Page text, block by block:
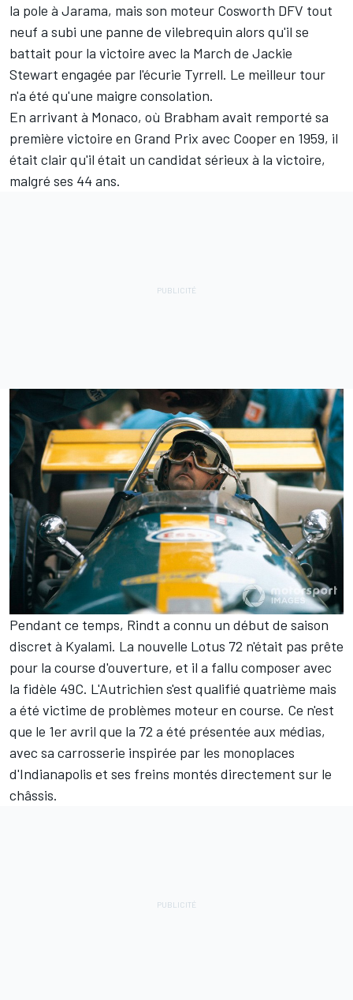
la pole à Jarama, mais son moteur Cosworth DFV tout
neuf a subi une panne de vilebrequin alors qu'il se
battait pour la victoire avec la March de Jackie
Stewart engagée par l'écurie Tyrrell. Le meilleur tour
n'a été qu'une maigre consolation.
En arrivant à Monaco, où Brabham avait remporté sa
première victoire en Grand Prix avec Cooper en 1959, il
était clair qu'il était un candidat sérieux à la victoire,
malgré ses 44 ans.
Pendant ce temps, Rindt a connu un début de saison
discret à Kyalami. La nouvelle Lotus 72 n'était pas prête
pour la course d'ouverture, et il a fallu composer avec
la fidèle 49C. L'Autrichien s'est qualifié quatrième mais
a été victime de problèmes moteur en course. Ce n'est
que le 1er avril que la 72 a été présentée aux médias,
avec sa carrosserie inspirée par les monoplaces
d'Indianapolis et ses freins montés directement sur le
châssis.